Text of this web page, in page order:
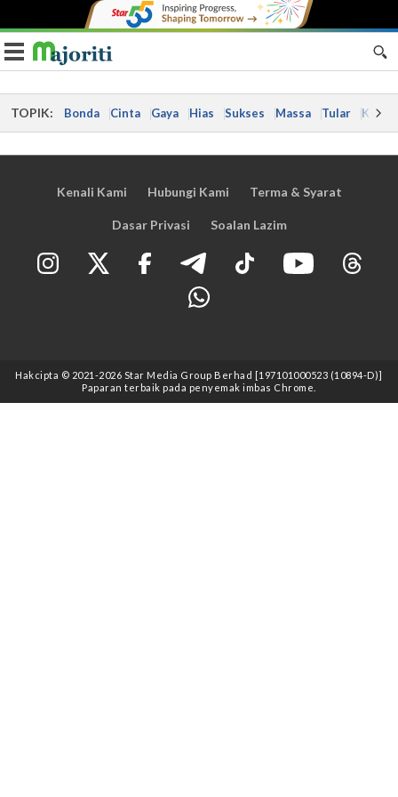
Toggle navigation
TOPIK: Bonda Cinta Gaya Hias Sukses Massa Tular Kes
Kenali Kami Hubungi Kami Terma & Syarat
Dasar Privasi Soalan Lazim
Hakcipta © 2021 -2026 Star Media Group Berhad [197101000523 (10894-D)]
Paparan terbaik pada penyemak imbas Chrome.